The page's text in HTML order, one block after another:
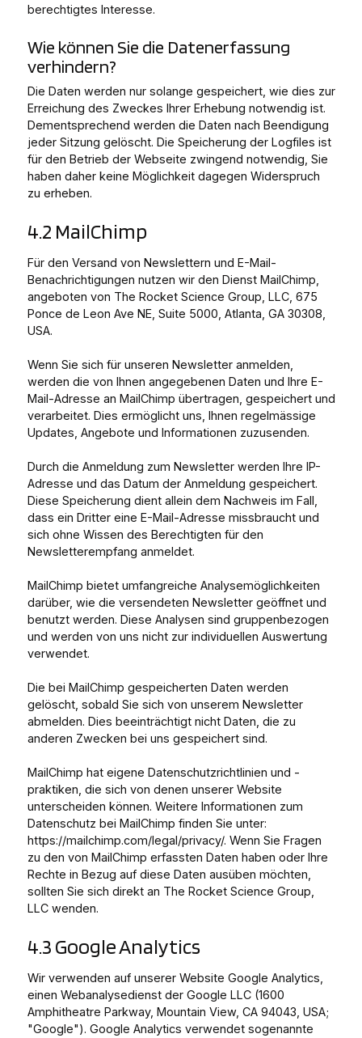
berechtigtes Interesse.
Wie können Sie die Datenerfassung
verhindern?
Die Daten werden nur solange gespeichert, wie dies zur
Erreichung des Zweckes Ihrer Erhebung notwendig ist.
Dementsprechend werden die Daten nach Beendigung
jeder Sitzung gelöscht. Die Speicherung der Logfiles ist
für den Betrieb der Webseite zwingend notwendig, Sie
haben daher keine Möglichkeit dagegen Widerspruch
zu erheben.
4.2 MailChimp
Für den Versand von Newslettern und E-Mail-
Benachrichtigungen nutzen wir den Dienst MailChimp,
angeboten von The Rocket Science Group, LLC, 675
Ponce de Leon Ave NE, Suite 5000, Atlanta, GA 30308,
USA.
Wenn Sie sich für unseren Newsletter anmelden,
werden die von Ihnen angegebenen Daten und Ihre E-
Mail-Adresse an MailChimp übertragen, gespeichert und
verarbeitet. Dies ermöglicht uns, Ihnen regelmässige
Updates, Angebote und Informationen zuzusenden.
Durch die Anmeldung zum Newsletter werden Ihre IP-
Adresse und das Datum der Anmeldung gespeichert.
Diese Speicherung dient allein dem Nachweis im Fall,
dass ein Dritter eine E-Mail-Adresse missbraucht und
sich ohne Wissen des Berechtigten für den
Newsletterempfang anmeldet.
MailChimp bietet umfangreiche Analysemöglichkeiten
darüber, wie die versendeten Newsletter geöffnet und
benutzt werden. Diese Analysen sind gruppenbezogen
und werden von uns nicht zur individuellen Auswertung
verwendet.
Die bei MailChimp gespeicherten Daten werden
gelöscht, sobald Sie sich von unserem Newsletter
abmelden. Dies beeinträchtigt nicht Daten, die zu
anderen Zwecken bei uns gespeichert sind.
MailChimp hat eigene Datenschutzrichtlinien und -
praktiken, die sich von denen unserer Website
unterscheiden können. Weitere Informationen zum
Datenschutz bei MailChimp finden Sie unter:
https://mailchimp.com/legal/privacy/. Wenn Sie Fragen
zu den von MailChimp erfassten Daten haben oder Ihre
Rechte in Bezug auf diese Daten ausüben möchten,
sollten Sie sich direkt an The Rocket Science Group,
LLC wenden.
4.3 Google Analytics
Wir verwenden auf unserer Website Google Analytics,
einen Webanalysedienst der Google LLC (1600
Amphitheatre Parkway, Mountain View, CA 94043, USA;
"Google"). Google Analytics verwendet sogenannte